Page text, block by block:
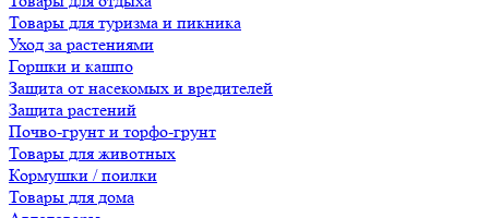
Товары для туризма и пикника
Уход за растениями
Горшки и кашпо
Защита от насекомых и вредителей
Защита растений
Почво-грунт и торфо-грунт
Товары для животных
Кормушки / поилки
Товары для дома